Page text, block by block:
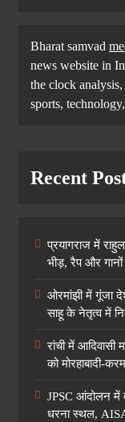
Bharat samvad
news website in
the clock
sports,
Recent
प्रयागराज में
भीड़, रैप और गानों
ओरमांझी में गूंजा
साहू के नेतृत्व में
रांची में
को मोरहाबादी-
JPSC आंदोलन में
धरना स्थल,